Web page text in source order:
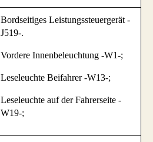
Bordseitiges Leistungssteuergerät -
J519-.
Vordere Innenbeleuchtung -W1-;
Leseleuchte Beifahrer -W13-;
Leseleuchte auf der Fahrerseite -
W19-;